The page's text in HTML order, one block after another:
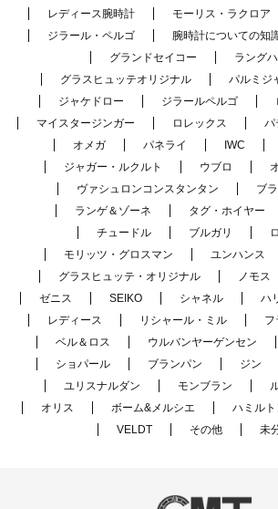
レディース腕時計
モーリス・ラクロア
ジラール・ペルゴ
腕時計についての知
グランドセイコー
ラング
グラスヒュッテオリジナル
パルミジ
ジャケドロー
ジラールペルゴ
マイスタージンガー
ロレックス
パ
オメガ
パネライ IWC
ジャガー・ルクルト
ウブロ
ヴァシュロンコンスタンタン
ブ
ランゲ＆ゾーネ
タグ・ホイヤー
チュードル
ブルガリ
モリッツ・グロスマン
ユンハンス
グラスヒュッテ・オリジナル
ノモス
ゼニス
SEIKO シャネル
ハ
レディース
リシャール・ミル
フ
ベル＆ロス
ウルバンヤーゲンセン
ショパール
ブランパン ジン
ユリスナルダン
モンブラン
オリス
ボーム&メルシエ ハミルト
VELDT
その他 未